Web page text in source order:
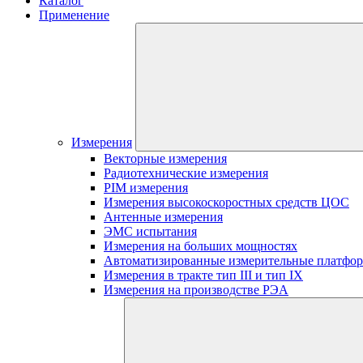
Применение
Измерения
Векторные измерения
Радиотехнические измерения
PIM измерения
Измерения высокоскоростных средств ЦОС
Антенные измерения
ЭМС испытания
Измерения на больших мощностях
Автоматизированные измерительные
Измерения в тракте тип III и тип IX
Измерения на производстве РЭА